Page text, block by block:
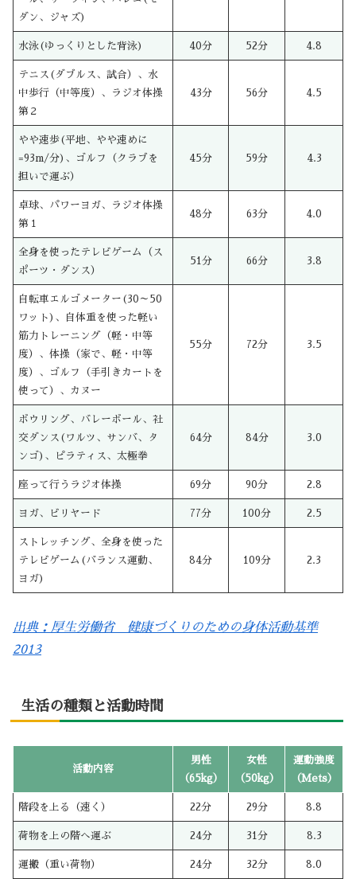
ダン、ジャズ)
水泳(ゆっくりとした背泳) 40分 52分 4.8
テニス(ダブルス、試合）、水
中歩行（中等度）、ラジオ体操
第２
43分 56分 4.5
やや速歩(平地、やや速めに
=93m/分)、ゴルフ（クラブを
担いで運ぶ）
45分 59分 4.3
卓球、パワーヨガ、ラジオ体操
第１
48分 63分 4.0
全身を使ったテレビゲーム（ス
ポーツ・ダンス）
51分 66分 3.8
自転車エルゴメーター(30～50
ワット)、自体重を使った軽い
筋力トレーニング（軽・中等
度）、体操（家で、軽・中等
度）、ゴルフ（手引きカートを
使って）、カヌー
55分 72分 3.5
ボウリング、バレーボール、社
交ダンス(ワルツ、サンバ、タ
ンゴ)、ピラティス、太極拳
64分 84分 3.0
座って行うラジオ体操 69分 90分 2.8
ヨガ、ビリヤード 77分 100分 2.5
ストレッチング、全身を使った
テレビゲーム(バランス運動、
ヨガ)
84分 109分 2.3
出典：厚生労働省 健康づくりのための身体活動基準
2013
生活の種類と活動時間
活動内容
男性
（65kg）
女性
（50kg）
運動強度
（Mets）
階段を上る（速く） 22分 29分 8.8
荷物を上の階へ運ぶ 24分 31分 8.3
運搬（重い荷物） 24分 32分 8.0